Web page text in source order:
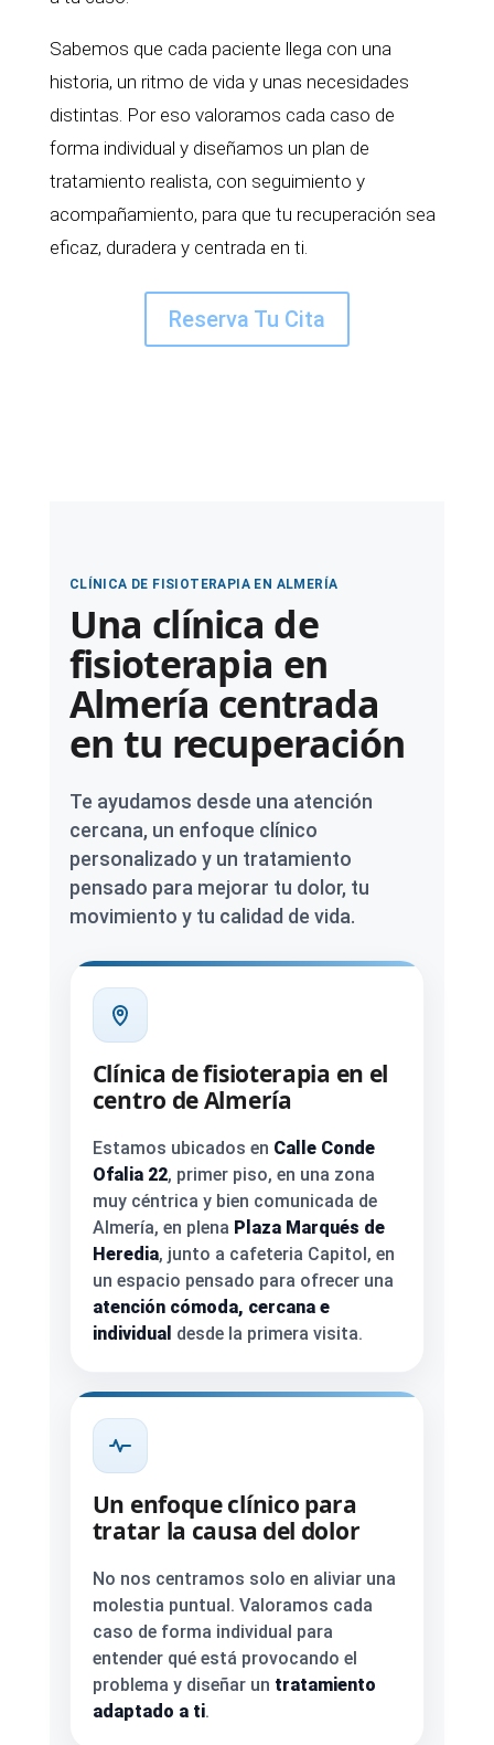
Sabemos que cada paciente llega con una
historia, un ritmo de vida y unas necesidades
distintas. Por eso valoramos cada caso de
forma individual y diseñamos un plan de
tratamiento realista, con seguimiento y
acompañamiento, para que tu recuperación sea
eficaz, duradera y centrada en ti.
Reserva Tu Cita
CLÍNICA DE FISIOTERAPIA EN ALMERÍA
Una clínica de
fisioterapia en
Almería centrada
en tu recuperación
Te ayudamos desde una atención
cercana, un enfoque clínico
personalizado y un tratamiento
pensado para mejorar tu dolor, tu
movimiento y tu calidad de vida.
Clínica de fisioterapia en el
centro de Almería
Estamos ubicados en Calle Conde
Ofalia 22, primer piso, en una zona
muy céntrica y bien comunicada de
Almería, en plena Plaza Marqués de
Heredia, junto a cafeteria Capitol, en
un espacio pensado para ofrecer una
atención cómoda, cercana e
individual desde la primera visita.
Un enfoque clínico para
tratar la causa del dolor
No nos centramos solo en aliviar una
molestia puntual. Valoramos cada
caso de forma individual para
entender qué está provocando el
problema y diseñar un tratamiento
adaptado a ti.